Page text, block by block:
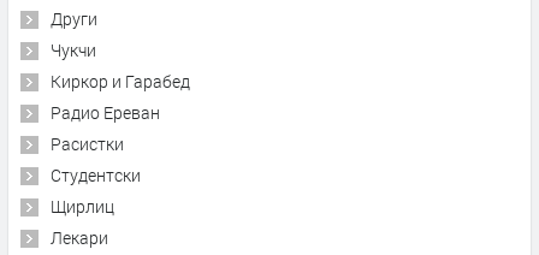
Други
Чукчи
Киркор и Гарабед
Радио Ереван
Расистки
Студентски
Щирлиц
Лекари